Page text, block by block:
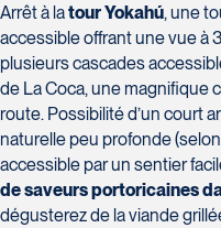
Arrêt à latour Yokahú, une
accessible offrant une vue à
plusieurs cascades
de La Coca, une magnifique
route. Possibilité d’un court
naturelle peu profonde
accessible par un sentier
de saveurs portoricaines
dégusterez de la viande
Voyages Action
230 Boulevard Sir-Wilfrid-
Beloeil
J3G 4G7
Tél :450-464-0363 / 1-
Voyages CAA Place de la
2600 Boulevard Laurier
de la Cité
Québec